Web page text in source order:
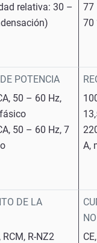
relativa: 30 –
POTENCIA
50 – 60 Hz,
50 – 60 Hz, 7
DE LA
RCM, R-NZ2
77
70
A,